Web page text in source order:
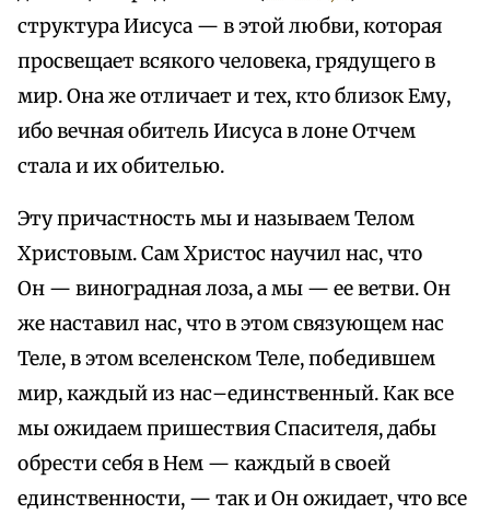
структура Иисуса — в этой любви, которая
просвещает всякого человека, грядущего в
мир. Она же отличает и тех, кто близок Ему,
ибо вечная обитель Иисуса в лоне Отчем
стала и их обителью.
Эту причастность мы и называем Телом
Христовым. Сам Христос научил нас, что
Он — виноградная лоза, а мы — ее ветви. Он
же наставил нас, что в этом связующем нас
Теле, в этом вселенском Теле, победившем
мир, каждый из нас–единственный. Как все
мы ожидаем пришествия Спасителя, дабы
обрести себя в Нем — каждый в своей
единственности, — так и Он ожидает, что все